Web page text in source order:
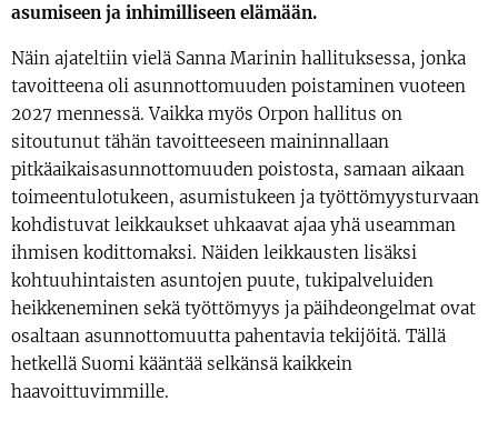
asumiseen ja inhimilliseen elämään.
Näin ajateltiin vielä Sanna Marinin hallituksessa, jonka
tavoitteena oli asunnottomuuden poistaminen vuoteen
2027 mennessä. Vaikka myös Orpon hallitus on
sitoutunut tähän tavoitteeseen maininnallaan
pitkäaikaisasunnottomuuden poistosta, samaan aikaan
toimeentulotukeen, asumistukeen ja työttömyysturvaan
kohdistuvat leikkaukset uhkaavat ajaa yhä useamman
ihmisen kodittomaksi. Näiden leikkausten lisäksi
kohtuuhintaisten asuntojen puute, tukipalveluiden
heikkeneminen sekä työttömyys ja päihdeongelmat ovat
osaltaan asunnottomuutta pahentavia tekijöitä. Tällä
hetkellä Suomi kääntää selkänsä kaikkein
haavoittuvimmille.